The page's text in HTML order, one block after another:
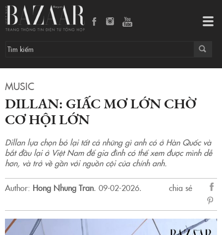
MUSIC
DILLAN: GIẤC MƠ LỚN CHỜ
CƠ HỘI LỚN
Dillan lựa chọn bỏ lại tất cả những gì anh có ở Hàn Quốc và
bắt đầu lại ở Việt Nam để gia đình có thể xem được mình dễ
hơn, và trở về gần với nguồn cội của chính anh.
Author: Hong Nhung Tran. 09-02-2026.
chia sẻ
sẻ
Dillan: Giấc mơ lớn chờ cơ hội lớn